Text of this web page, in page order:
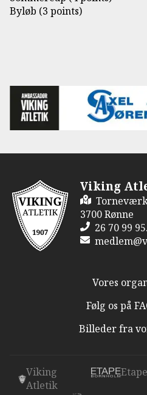
Byløb (3 points)
Viking
3700 Rønne
26 70 99 95.
Vores
Følg os på
Billeder fra
Viking
Atletik